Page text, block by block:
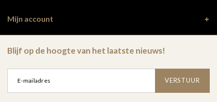
Mijn account
Blijf op de hoogte van het laatste nieuws!
VERSTUUR